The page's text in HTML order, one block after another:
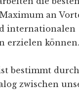
Maximum an
internationalen
erzielen können.
bestimmt
zwischen